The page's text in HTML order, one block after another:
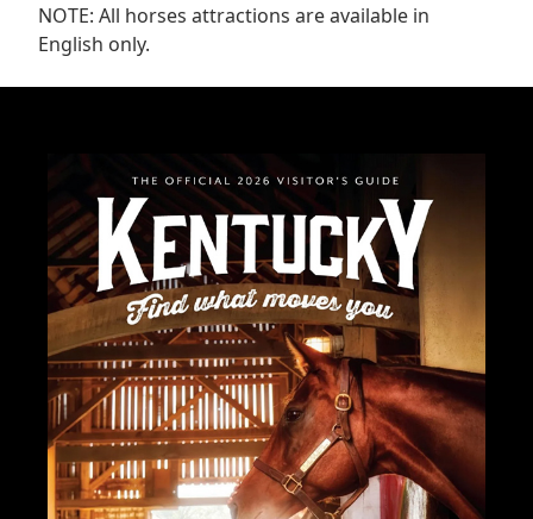
NOTE: All horses attractions are available in
English only.